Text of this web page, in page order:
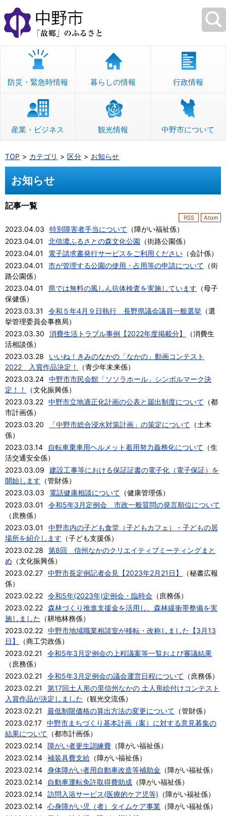
本
文
へ
移
防災・緊急時情報 暮らしの情報 行政情報
産業・ビジネス 観光情報 中野市について
TOP カテゴリ 区分 お知らせ
お知らせ
記事一覧
RSS Atom
2023.04.03 特別障害者手当について （障がい福祉係）
2023.04.01
北信濃ふるさとの森文化公園 （街路公園係）
2023.04.01
電子請求書発行サービスをご利用ください （会計係）
2023.04.01
市が管理する公園の使用・占用等の申請について （街
路公園係）
2023.04.01
県では無料の風しん抗体検査を実施しています （母子
保健係）
2023.03.31
令和５年4月９日執行 長野県議会議員一般選挙 （選
挙管理委員会事務局）
2023.03.30
消費生活トラブル事例【2022年度掲載分】 （消費生
活相談係）
2023.03.28
いいね！きみのなかの「なかの」動画コンテスト
2022 入賞作品決定！
（青少年未来係）
2023.03.24 中野市市民会館「ソソラホール」シンボルマーク決
定！！
（文化振興係）
2023.03.22 中野市立地適正化計画の公表と届出制度について （都
市計画係）
2023.03.20
「中野市総合浸水対策計画」の策定について （土木
係）
2023.03.14
自転車乗車用ヘルメット着用努力義務化について （生
活交通安全係）
2023.03.09
建設工事等における保証証書の電子化（電子保証）を
開始します （管財係）
2023.03.03
電話健康相談について （健康管理係）
2023.03.01
令和5年3月定例会 市政一般質問の発言順位について
（ 庶務係）
2023.03.01
中野市内の子ども食堂（子どもカフェ）・子どもの居
場所を紹介します （子ども支援係）
2023.02.28
第8回 信州なかのクリエイティブミーティングまと
め （文化振興係）
2023.02.27 中野市長定例記者会見【2023年2月21日】 （秘書広報
係）
2023.02.22 令和5年(2023年)定例会・臨時会 （ 庶務係）
2023.02.22 森林づくり推進支援金を活用し、森林緩衝帯整備を実
施しました （耕地林務係）
2023.02.22 中野市地域職業相談室が移転・改称しました【3月13
日】
（商工労政係）
2023.02.21
令和5年3月定例会の上程議案等一覧および審議結果
（ 庶務係）
2023.02.21
令和5年3月定例会の議会運営日程について （ 庶務係）
2023.02.21
第17回土人形の里信州なかの 土人形絵付けコンテスト
入賞作品が決定しました （観光交流係）
2023.02.21
最低制限価格の算出方法の変更について （管財係）
2023.02.17 中野市まちづくり基本計画（案）に対する意見募集の
結果について （都市計画係）
2023.02.14 障がい者更生訓練費 （障がい福祉係）
2023.02.14 補装具費支給 （障がい福祉係）
2023.02.14 身体障がい者用自動車改造等補助金 （障がい福祉係）
2023.02.14
自動車運転免許取得費助成 （障がい福祉係）
2023.02.14 訪問入浴サービス(医療的ケア児等) （障がい福祉係）
2023.02.14 心身障がい児（者）タイムケア事業 （障がい福祉係）